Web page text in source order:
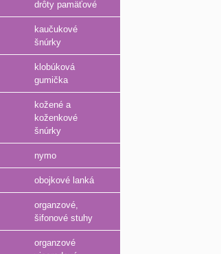
drôty pamäťové
kaučukové
šnúrky
klobúková
gumička
kožené a
koženkové
šnúrky
nymo
obojkové lanká
organzové,
šifonové stuhy
organzové